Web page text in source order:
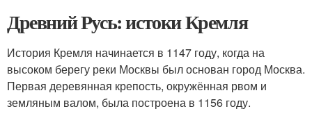
Древний Русь: истоки Кремля
История Кремля начинается в 1147 году, когда на
высоком берегу реки Москвы был основан город Москва.
Первая деревянная крепость, окружённая рвом и
земляным валом, была построена в 1156 году.